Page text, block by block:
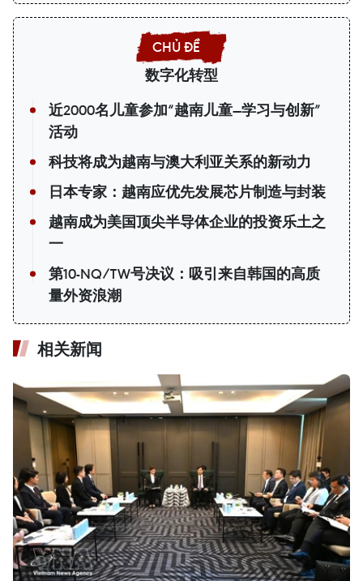
数字化转型
近2000名儿童参加“越南儿童—学习与创新”
活动
科技将成为越南与澳大利亚关系的新动力
日本专家：越南应优先发展芯片制造与封装
越南成为美国顶尖半导体企业的投资乐土之
一
第10-NQ/TW号决议：吸引来自韩国的高质
量外资浪潮
相关新闻